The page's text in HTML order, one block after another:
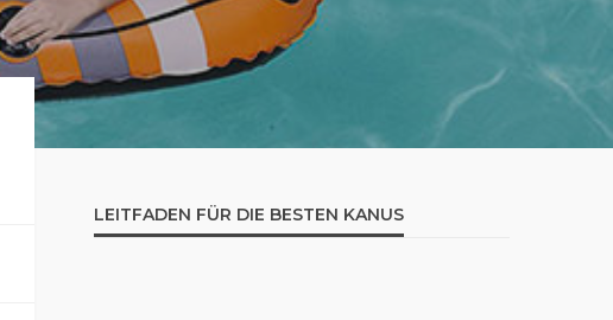
LEITFADEN FÜR DIE BESTEN KANUS